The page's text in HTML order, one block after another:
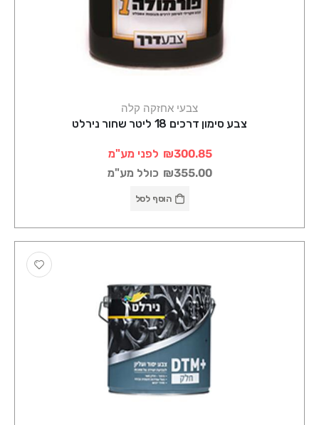
צבעי אחזקה קלה
צבע סימון דרכים 18 ליטר שחור נירלט
₪300.85 לפני מע"מ
₪355.00 כולל מע"מ
הוסף לסל